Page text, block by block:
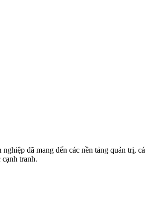
đã mang đến các nền tảng quản trị, cá
tranh.